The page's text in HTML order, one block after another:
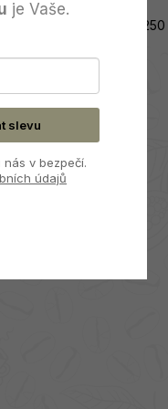
je Vaše.
slevu
v bezpečí.
údajů